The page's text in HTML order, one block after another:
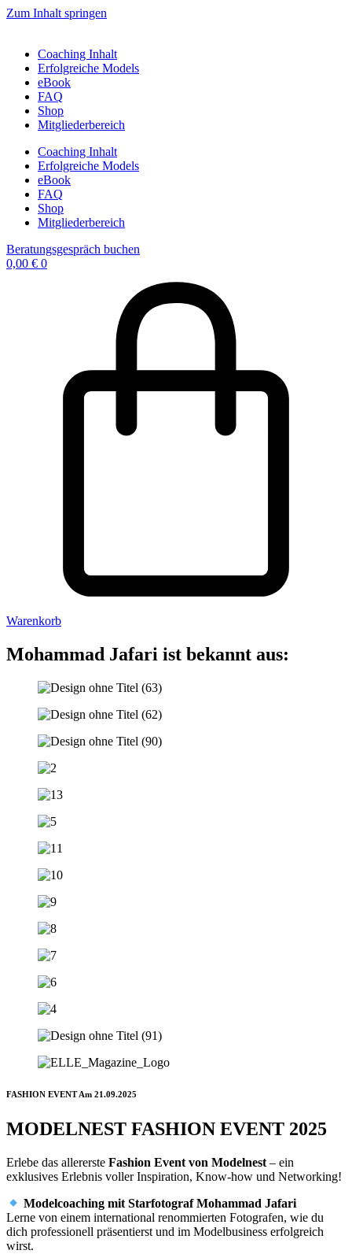
Zum Inhalt springen
Coaching Inhalt
Erfolgreiche Models
eBook
FAQ
Shop
Mitgliederbereich
Coaching Inhalt
Erfolgreiche Models
eBook
FAQ
Shop
Mitgliederbereich
Beratungsgespräch buchen
0,00 € 0
Warenkorb
Mohammad Jafari ist bekannt aus:
FASHION EVENT Am 21.09.2025
MODELNEST FASHION EVENT 2025
Erlebe das allererste Fashion Event von Modelnest – ein
exklusives Erlebnis voller Inspiration, Know-how und Networking!
Modelcoaching mit Starfotograf Mohammad Jafari
Lerne von einem international renommierten Fotografen, wie du
dich professionell präsentierst und im Modelbusiness erfolgreich
wirst.